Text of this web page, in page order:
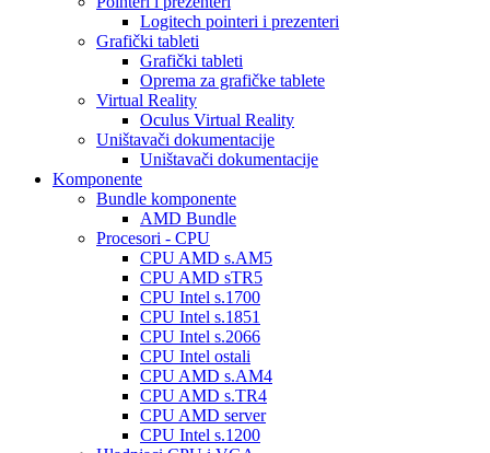
Logitech pointeri i prezenteri
Grafički tableti
Grafički tableti
Oprema za grafičke tablete
Virtual Reality
Oculus Virtual Reality
Uništavači dokumentacije
Uništavači dokumentacije
Komponente
Bundle komponente
AMD Bundle
Procesori - CPU
CPU AMD s.AM5
CPU AMD sTR5
CPU Intel s.1700
CPU Intel s.1851
CPU Intel s.2066
CPU Intel ostali
CPU AMD s.AM4
CPU AMD s.TR4
CPU AMD server
CPU Intel s.1200